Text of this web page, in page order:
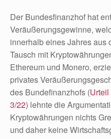
Der Bundesfinanzhof hat
Veräußerungsgewinne,
innerhalb eines Jahres aus
Tausch mit
Ethereum und Monero,
privates
des Bundefinanzhofs (
3/22) lehnte die
Kryptowährungen nichts
und daher keine